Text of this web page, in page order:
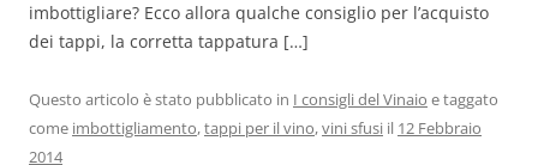
imbottigliare? Ecco allora qualche consiglio per l’acquisto
dei tappi, la corretta tappatura […]
Questo articolo è stato pubblicato in I consigli del Vinaio e taggato
come imbottigliamento,tappi per il vino,vini sfusi il 12 Febbraio
2014